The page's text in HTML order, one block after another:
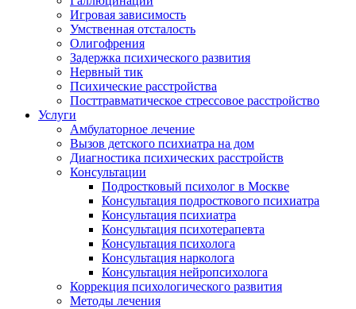
Игровая зависимость
Умственная отсталость
Олигофрения
Задержка психического развития
Нервный тик
Психические расстройства
Посттравматическое стрессовое расстройство
Услуги
Амбулаторное лечение
Вызов детского психиатра на дом
Диагностика психических расстройств
Консультации
Подростковый психолог в Москве
Консультация подросткового психиатра
Консультация психиатра
Консультация психотерапевта
Консультация психолога
Консультация нарколога
Консультация нейропсихолога
Коррекция психологического развития
Методы лечения